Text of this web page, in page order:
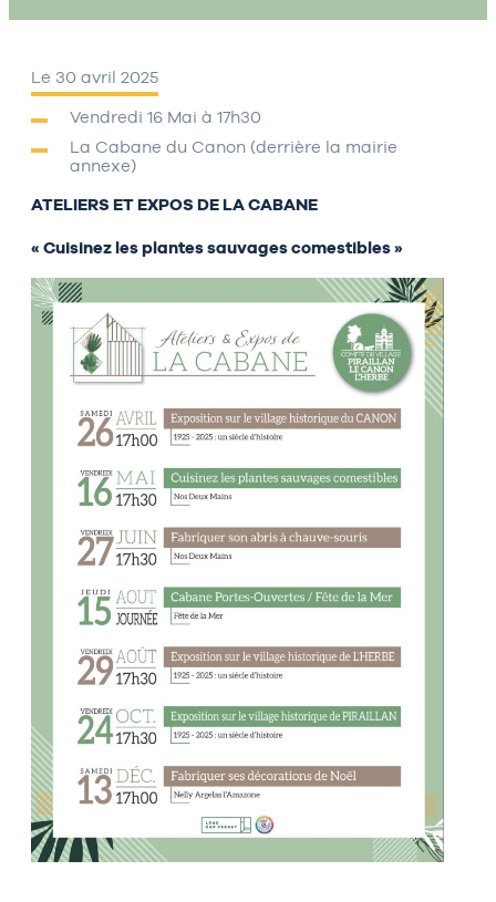
Le 30 avril 2025
Vendredi 16 Mai à 17h30
La Cabane du Canon (derrière la mairie
annexe)
ATELIERS ET EXPOS DE LA CABANE
« Cuisinez les plantes sauvages comestibles »